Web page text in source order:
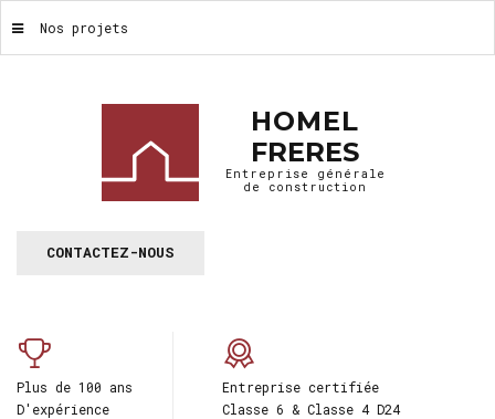
HOMEL
FRERES
Entreprise générale
de construction
CONTACTEZ-NOUS
Plus de 100 ans
D'expérience
Entreprise certifiée
Classe 6 & Classe 4 D24
Nos projets